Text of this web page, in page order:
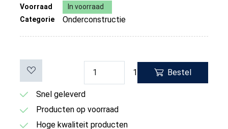
Voorraad
In voorraad
Categorie
Onderconstructie
1 Bestel
Snel geleverd
Producten op voorraad
Hoge kwaliteit producten